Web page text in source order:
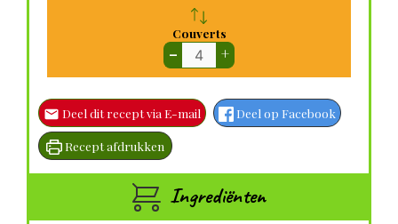
Couverts
– +
Deel dit recept via E-mail Deel op Facebook
Recept afdrukken
Ingrediënten